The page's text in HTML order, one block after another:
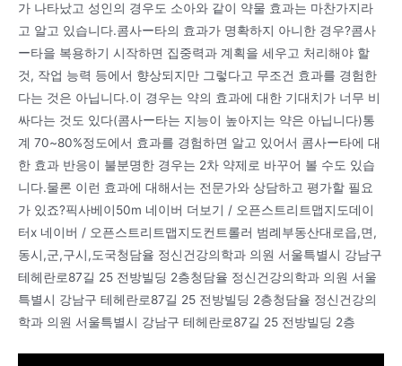
가 나타났고 성인의 경우도 소아와 같이 약물 효과는 마찬가지라
고 알고 있습니다.콤사ー타의 효과가 명확하지 아니한 경우?콤사
ー타을 복용하기 시작하면 집중력과 계획을 세우고 처리해야 할
것, 작업 능력 등에서 향상되지만 그렇다고 무조건 효과를 경험한
다는 것은 아닙니다.이 경우는 약의 효과에 대한 기대치가 너무 비
싸다는 것도 있다(콤사ー타는 지능이 높아지는 약은 아닙니다)통
계 70~80%정도에서 효과를 경험하면 알고 있어서 콤사ー타에 대
한 효과 반응이 불분명한 경우는 2차 약제로 바꾸어 볼 수도 있습
니다.물론 이런 효과에 대해서는 전문가와 상담하고 평가할 필요
가 있죠?픽사베이50m 네이버 더보기 / 오픈스트리트맵지도데이
터x 네이버 / 오픈스트리트맵지도컨트롤러 범례부동산대로읍,면,
동시,군,구시,도국청담율 정신건강의학과 의원 서울특별시 강남구
테헤란로87길 25 전방빌딩 2층청담율 정신건강의학과 의원 서울
특별시 강남구 테헤란로87길 25 전방빌딩 2층청담율 정신건강의
학과 의원 서울특별시 강남구 테헤란로87길 25 전방빌딩 2층